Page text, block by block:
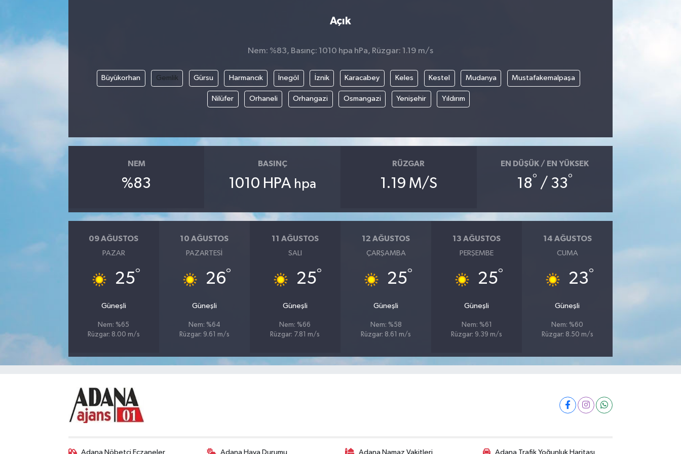
Açık
Nem: %83, Basınç: 1010 hpa hPa, Rüzgar: 1.19 m/s
Büyükorhan Gemlik Gürsu Harmancık İnegöl İznik Karacabey Keles Kestel Mudanya Mustafakemalpaşa
Nilüfer Orhaneli Orhangazi Osmangazi Yenişehir Yıldırım
NEM
%83
BASINÇ
1010 HPA hpa
RÜZGAR
1.19 M/S
EN DÜŞÜK / EN YÜKSEK
18° / 33°
09 AĞUSTOS
PAZAR
25°
Güneşli
Nem: %65
Rüzgar: 8.00 m/s
10 AĞUSTOS
PAZARTESI
26°
Güneşli
Nem: %64
Rüzgar: 9.61 m/s
11 AĞUSTOS
SALI
25°
Güneşli
Nem: %66
Rüzgar: 7.81 m/s
12 AĞUSTOS
ÇARŞAMBA
25°
Güneşli
Nem: %58
Rüzgar: 8.61 m/s
13 AĞUSTOS
PERŞEMBE
25°
Güneşli
Nem: %61
Rüzgar: 9.39 m/s
14 AĞUSTOS
CUMA
23°
Güneşli
Nem: %60
Rüzgar: 8.50 m/s
Adana Nöbetçi Eczaneler Adana Hava Durumu Adana Namaz Vakitleri Adana Trafik Yoğunluk Haritası
Magazin